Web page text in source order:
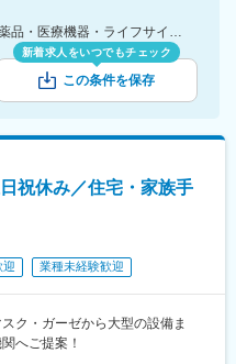
[勤務地]仙台市 [業種]医療機器卸-医薬品・医療機器・ライフサイエンス・医療系サービス [詳細条件](社員の平均年齢)40代
新着求人をいつでもチェック
この条件を保存
祝休み／住宅・家族手
迎 業種未経験歓迎
ク・ガーゼから大型の設備ま
へご提案！